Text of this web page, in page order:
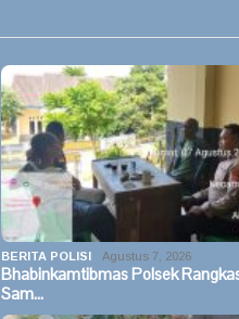
BERITA POLISI Agustus 7, 2026
Bhabinkamtibmas Polsek
Sam…